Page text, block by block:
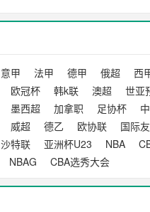
意甲 法甲 德甲 俄超
西
欧冠杯 韩k联 澳超
世亚
墨西超 加拿职 足协杯
威超 德乙 欧协联
国际
沙特联 亚洲杯U23 NBA
NBAG CBA选秀大会